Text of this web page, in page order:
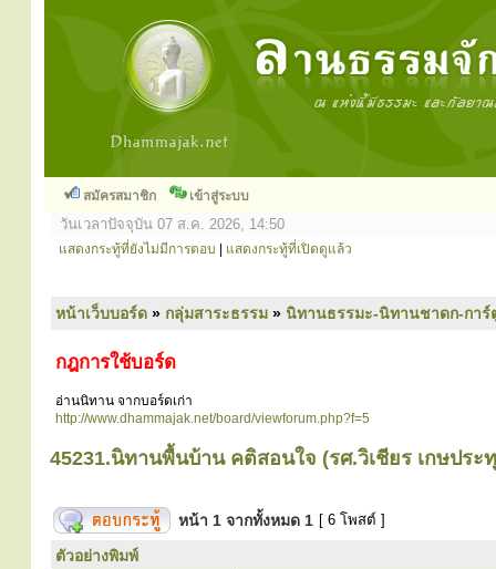
สมัครสมาชิก เข้าสู่ระบบ
วันเวลาปัจจุบัน 07 ส.ค. 2026, 14:50
แสดงกระทู้ที่ยังไม่มีการตอบ แสดงกระทู้ที่เปิดดูแล้ว
หน้าเว็บบอร์ด » กลุ่มสาระธรรม » นิทานธรรมะ-นิทานชาดก-การ์
กฎการใช้บอร์ด
อ่านนิทาน จากบอร์ดเก่า
http://www.dhammajak.net/board/viewforum.php?f=5
45231.นิทานพื้นบ้าน คติสอนใจ (รศ.วิเชียร เกษประ
หน้า 1 จากทั้งหมด 1 [ 6 โพสต์ ]
ตัวอย่างพิมพ์